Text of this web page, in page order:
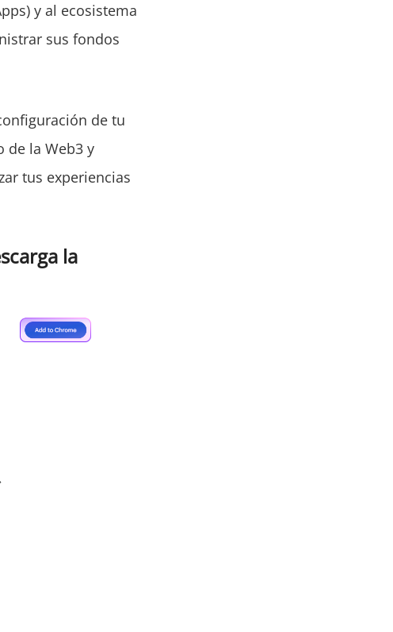
y al ecosistema
sus fondos
de tu
de la Web3 y
tus experiencias
la